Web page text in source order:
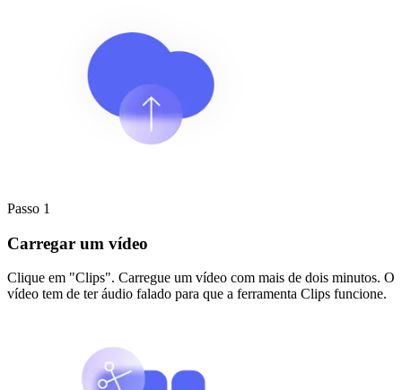
Passo 1
Carregar um vídeo
Clique em "Clips". Carregue um vídeo com mais de dois minutos. O
vídeo tem de ter áudio falado para que a ferramenta Clips funcione.